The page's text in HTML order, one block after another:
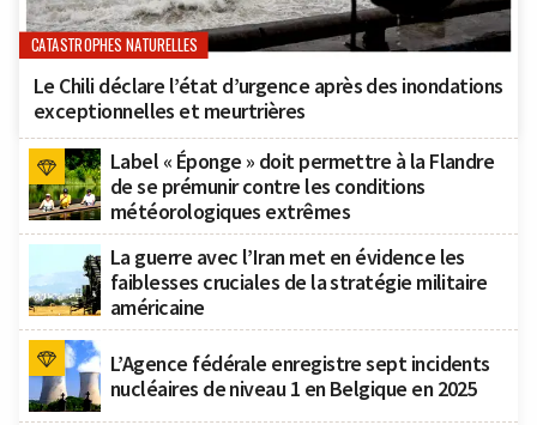
CATASTROPHES NATURELLES
Le Chili déclare l’état d’urgence après des inondations
exceptionnelles et meurtrières
Label « Éponge » doit permettre à la Flandre
de se prémunir contre les conditions
météorologiques extrêmes
La guerre avec l’Iran met en évidence les
faiblesses cruciales de la stratégie militaire
américaine
L’Agence fédérale enregistre sept incidents
nucléaires de niveau 1 en Belgique en 2025